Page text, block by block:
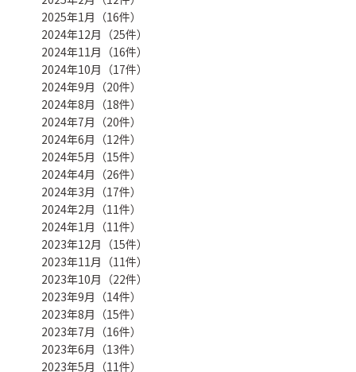
2025年1月（16件）
2024年12月（25件）
2024年11月（16件）
2024年10月（17件）
2024年9月（20件）
2024年8月（18件）
2024年7月（20件）
2024年6月（12件）
2024年5月（15件）
2024年4月（26件）
2024年3月（17件）
2024年2月（11件）
2024年1月（11件）
2023年12月（15件）
2023年11月（11件）
2023年10月（22件）
2023年9月（14件）
2023年8月（15件）
2023年7月（16件）
2023年6月（13件）
2023年5月（11件）